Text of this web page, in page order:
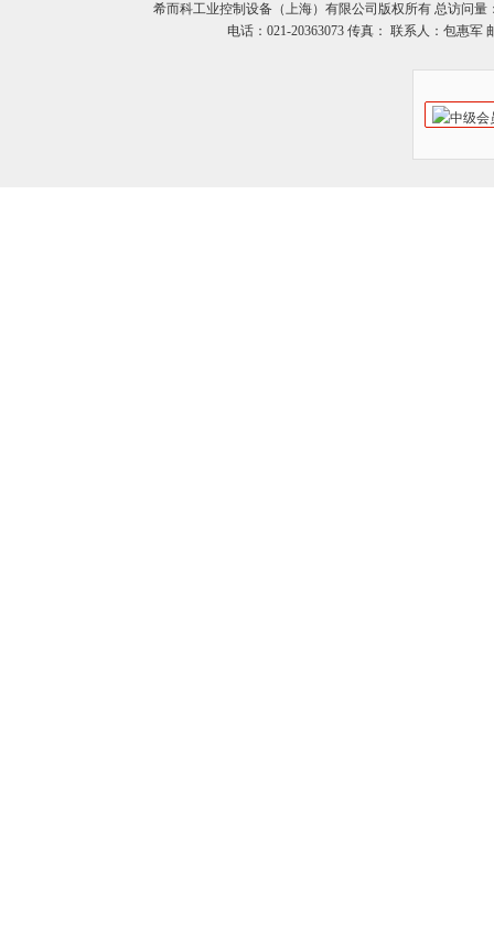
希而科工业控制设备（上海）有限公司版权所有 总访问量
电话：021-20363073 传真： 联系人：包惠军